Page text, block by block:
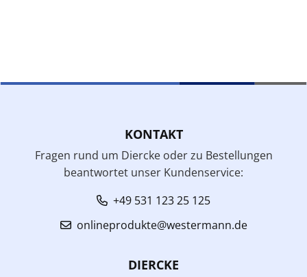
KONTAKT
Fragen rund um Diercke oder zu Bestellungen
beantwortet unser Kundenservice:
+49 531 123 25 125
onlineprodukte@westermann.de
DIERCKE